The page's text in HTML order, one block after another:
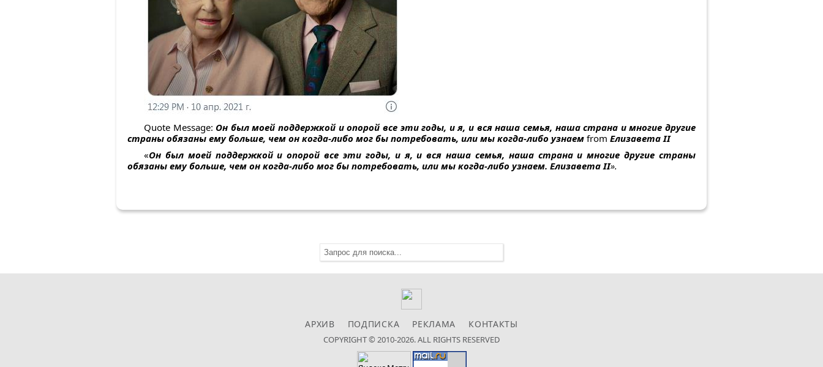
Quote Message: Он был моей поддержкой и опорой все эти годы, и я, и вся наша семья, наша страна и многие другие
страны обязаны ему больше, чем он когда-либо мог бы потребовать, или мы когда-либо узнаем from Елизавета II
«Он был моей поддержкой и опорой все эти годы, и я, и вся наша семья, наша страна и многие другие страны
обязаны ему больше, чем он когда-либо мог бы потребовать, или мы когда-либо узнаем. ЕлизаветаII».
АРХИВ ПОДПИСКА РЕКЛАМА КОНТАКТЫ
COPYRIGHT © 2010-2026. ALL RIGHTS RESERVED